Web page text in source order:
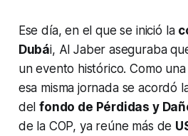
Ese día, en el que se inició la
Dubái, Al Jaber aseguraba
un evento histórico. Como
esa misma jornada se acordó
delfondo de Pérdidas y
de la COP, ya reúne más de